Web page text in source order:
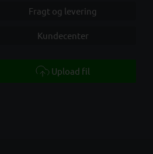
Fragt og levering
Kundecenter
Upload fil